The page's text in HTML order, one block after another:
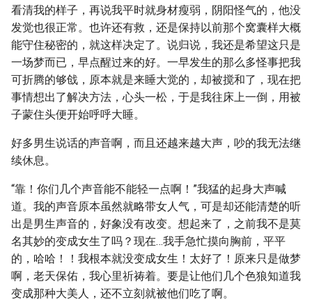
看清我的样子，再说我平时就身材瘦弱，阴阳怪气的，他没
发觉也很正常。也许还有救，还是保持以前那个窝囊样大概
能守住秘密的，就这样决定了。说归说，我还是希望这只是
一场梦而已，早点醒过来的好。一早发生的那么多怪事把我
可折腾的够戗，原本就是来睡大觉的，却被搅和了，现在把
事情想出了解决方法，心头一松，于是我往床上一倒，用被
子蒙住头便开始呼呼大睡。
好多男生说话的声音啊，而且还越来越大声，吵的我无法继
续休息。
“靠！你们几个声音能不能轻一点啊！”我猛的起身大声喊
道。我的声音原本虽然就略带女人气，可是却还能清楚的听
出是男生声音的，好象没有改变。想起来了，之前我不是莫
名其妙的变成女生了吗？现在…我手急忙摸向胸前，平平
的，哈哈！！我根本就没变成女生！太好了！原来只是做梦
啊，老天保佑，我心里祈祷着。要是让他们几个色狼知道我
变成那种大美人，还不立刻就被他们吃了啊。